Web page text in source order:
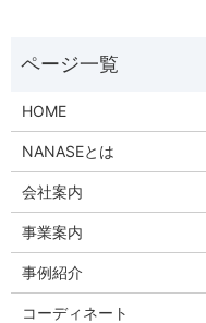
HOME
NANASEとは
会社案内
事業案内
事例紹介
コーディネート